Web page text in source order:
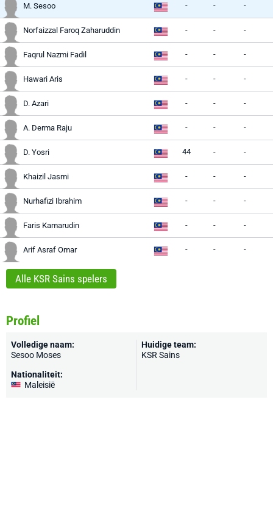
M. Sesoo - - -
Norfaizzal Faroq Zaharuddin - - -
Faqrul Nazmi Fadil - - -
Hawari Aris - - -
D. Azari - - -
A. Derma Raju - - -
D. Yosri 44 - -
Khaizil Jasmi - - -
Nurhafizi Ibrahim - - -
Faris Kamarudin - - -
Arif Asraf Omar - - -
Alle KSR Sains spelers
Profiel
Volledige naam:
Sesoo Moses
Nationaliteit:
Maleisië
Huidige team:
KSR Sains